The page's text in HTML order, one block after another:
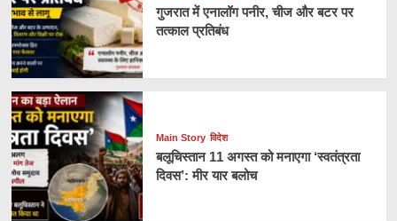
गुजरात में एनालॉग पनीर, चीज और बटर पर
तत्काल प्रतिबंध
Main Story विदेश
बलूचिस्तान 11 अगस्त को मनाएगा ‘स्वतंत्रता
दिवस’: मीर यार बलोच